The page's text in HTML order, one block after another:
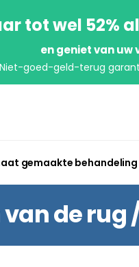
tot wel 52%
en geniet van uw
Niet-goed-geld-terug
gemaakte behandeling
de rug